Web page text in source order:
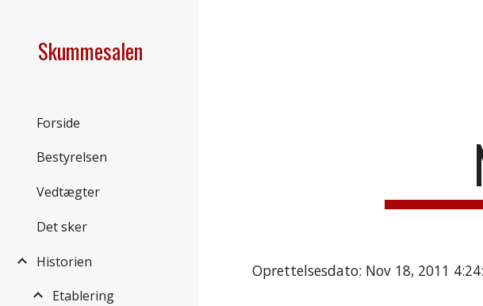
Skummesalen
Forside
Bestyrelsen
Vedtægter
Det sker
Historien
Etablering
Oprettelsesdato: Nov 18, 2011